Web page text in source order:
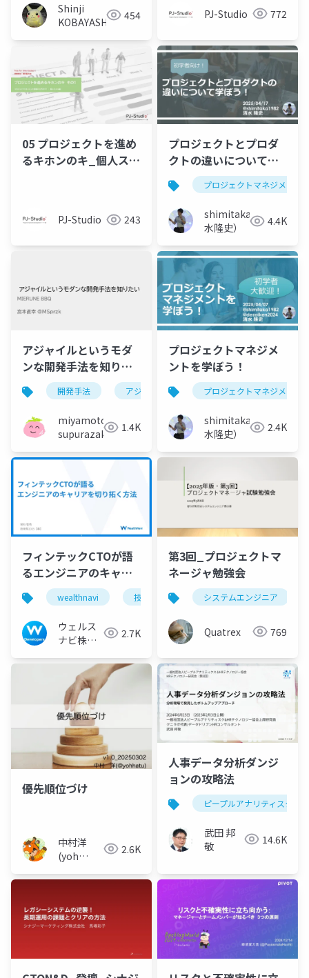
Shinji
KOBAYASHI
454 PJ-Studio 772
05 プロジェクトを進め
るキホンのキ_個人スキ
PJ-Studio 243
プロジェクトとプロダ
クトの違いについて学
ぼう！ プロジェクトマネジメント
shimitaka（清
水隆史）
4.4K
アジャイルというモダ
ンな開発手法を知りた
い
開発手法 アジャイル
miyamoto
supurazako
1.4K
プロジェクトマネジメ
ントを学ぼう！
プロジェクトマネジメント
shimitaka（清
水隆史）
2.4K
フィンテックCTOが語
るエンジニアのキャリ
アを切り拓く方法
wealthnavi 技育祭 キャリア pm
ウェルス
ナビ株式
広報チー
2.7K
第3回_プロジェクトマ
ネージャ勉強会
システムエンジニア
Quatrex 769
優先順位づけ
中村洋
(yoh
2.6K
人事データ分析ダンジ
ョンの攻略法
ピープルアナリティスク
武田 邦
敬
14.6K